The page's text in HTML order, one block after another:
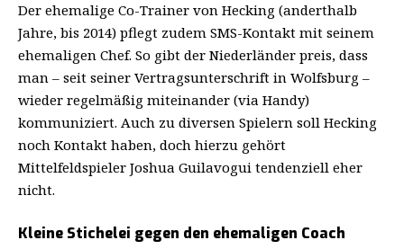
Der ehemalige Co-Trainer von Hecking (anderthalb
Jahre, bis 2014) pflegt zudem SMS-Kontakt mit seinem
ehemaligen Chef. So gibt der Niederländer preis, dass
man – seit seiner Vertragsunterschrift in Wolfsburg –
wieder regelmäßig miteinander (via Handy)
kommuniziert. Auch zu diversen Spielern soll Hecking
noch Kontakt haben, doch hierzu gehört
Mittelfeldspieler Joshua Guilavogui tendenziell eher
nicht.
Kleine Stichelei gegen den ehemaligen Coach